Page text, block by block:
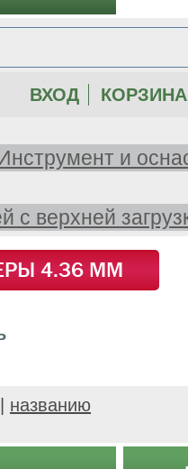
ВХОД КОРЗИНА
и
с верхней
4.36 ММ
| названию